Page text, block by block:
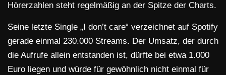
Hörerzahlen steht regelmäßig an der Spitze der Charts.
Seine letzte Single „I don’t care“ verzeichnet auf Spotify
gerade einmal 230.000 Streams. Der Umsatz, der durch
die Aufrufe allein entstanden ist, dürfte bei etwa 1.000
Euro liegen und würde für gewöhnlich nicht einmal für